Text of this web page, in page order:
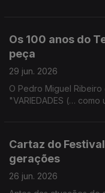
Os 100 anos do
peça
29 jun. 2026
O Pedro Miguel
"VARIEDADES (…
Cartaz do
gerações
26 jun. 2026